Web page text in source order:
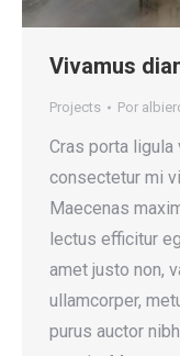
Vivamus
Projects Por
Cras porta ligula
consectetur mi
Maecenas
lectus efficitur
amet justo non,
ullamcorper,
purus auctor